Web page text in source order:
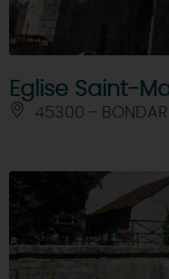
Eglise Saint-
45300 -